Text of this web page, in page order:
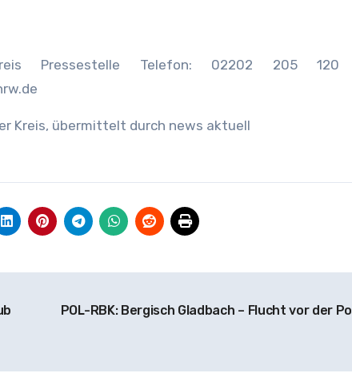
Kreis Pressestelle Telefon: 02202 205 120
Kreis, übermittelt durch news aktuell
POL-RBK: Bergisch Gladbach – Flucht vor der